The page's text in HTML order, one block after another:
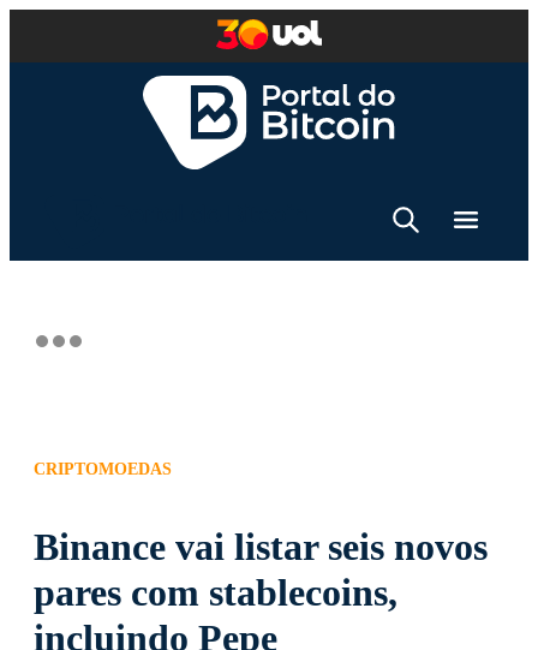
CRIPTOMOEDAS
Binance vai listar seis novos
pares com stablecoins,
incluindo Pepe